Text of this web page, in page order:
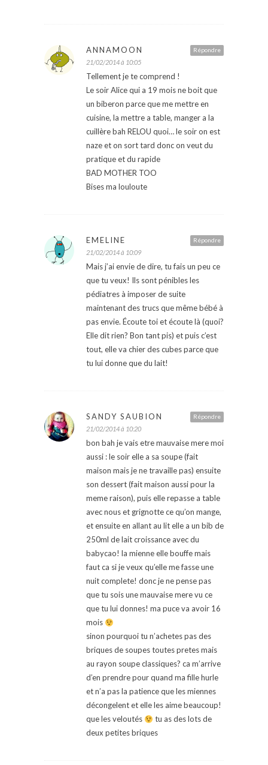
Répondre
ANNAMOON
21/02/2014 à 10:05
Tellement je te comprend !
Le soir Alice qui a 19 mois ne boit que
un biberon parce que me mettre en
cuisine, la mettre a table, manger a la
cuillère bah RELOU quoi… le soir on est
naze et on sort tard donc on veut du
pratique et du rapide
BAD MOTHER TOO
Bises ma louloute
Répondre
EMELINE
21/02/2014 à 10:09
Mais j’ai envie de dire, tu fais un peu ce
que tu veux! Ils sont pénibles les
pédiatres à imposer de suite
maintenant des trucs que même bébé à
pas envie. Écoute toi et écoute là (quoi?
Elle dit rien? Bon tant pis) et puis c’est
tout, elle va chier des cubes parce que
tu lui donne que du lait!
Répondre
SANDY SAUBION
21/02/2014 à 10:20
bon bah je vais etre mauvaise mere moi
aussi : le soir elle a sa soupe (fait
maison mais je ne travaille pas) ensuite
son dessert (fait maison aussi pour la
meme raison), puis elle repasse a table
avec nous et grignotte ce qu’on mange,
et ensuite en allant au lit elle a un bib de
250ml de lait croissance avec du
babycao! la mienne elle bouffe mais
faut ca si je veux qu’elle me fasse une
nuit complete! donc je ne pense pas
que tu sois une mauvaise mere vu ce
que tu lui donnes! ma puce va avoir 16
mois
sinon pourquoi tu n’achetes pas des
briques de soupes toutes pretes mais
au rayon soupe classiques? ca m’arrive
d’en prendre pour quand ma fille hurle
et n’a pas la patience que les miennes
décongelent et elle les aime beaucoup!
que les veloutés
tu as des lots de
deux petites briques